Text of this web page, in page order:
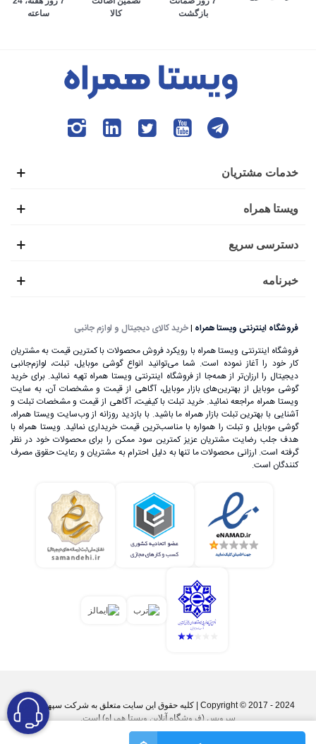
بازگشت
کالا
ساعته
خدمات مشتریان
ویستا همراه
دسترسی سریع
خبرنامه
فروشگاه اینترنتی ویستا همراه |خرید کالای دیجیتال و لوازم جانبی
فروشگاه اینترنتی ویستا همراه با رویکرد فروش محصولات با کمترین قیمت به مشتریان
کار خود را آغاز نموده است. شما می‌توانید انواع گوشی موبایل، تبلت، لوازم‌جانبی
دیجیتال را ارزان‌تر از همه‌جا از فروشگاه اینترنتی ویستا همراه تهیه نمائید. برای خرید
گوشی موبایل از بهترین‌های بازار موبایل، آگاهی از قیمت و مشخصات آن، به ‌سایت
ویستا همراه مراجعه نمائید. خرید تبلت با کیفیت، آگاهی از قیمت و مشخصات تبلت و
آشنایی با بهترین تبلت بازار همراه ما باشید. با بازدید روزانه از وب‌سایت ویستا همراه،
گوشی موبایل و تبلت را همواره با مناسب‌ترین قیمت خریداری نمائید. ویستا همراه با
هدف جلب رضایت مشتریان عزیز کمترین سود ممکن را برای محصولات خود در نظر
گرفته است. ارزانی محصولات ما تنها به دلیل احترام به مشتریان و رعایت حقوق مصرف
کنندگان است.
Copyright © 2017 - 2024 | کليه حقوق اين سايت متعلق به شرکت سپهر پارس
سرویس (فروشگاه آنلاین ویستا همراه) است.